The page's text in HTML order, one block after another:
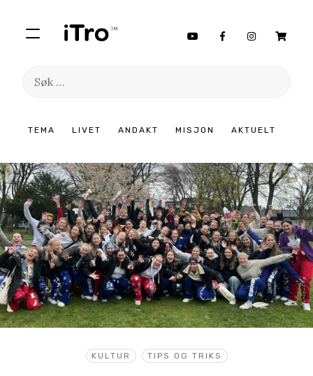
TEMA LIVET ANDAKT MISJON AKTUELT
Søk
innhold
KULTUR TIPS OG TRIKS